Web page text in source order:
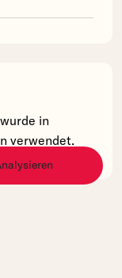
in
verwendet.